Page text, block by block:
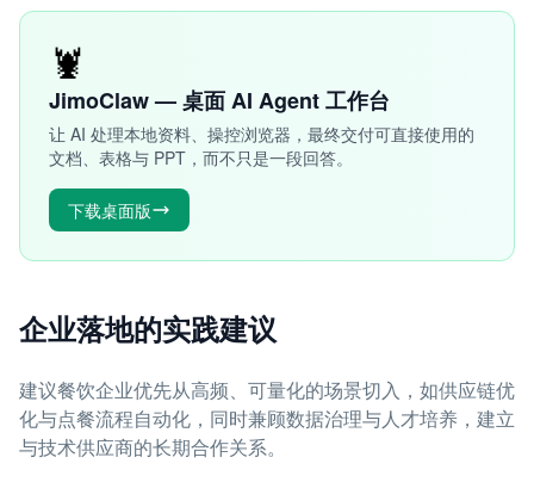
🦞
JimoClaw — 桌面 AI Agent 工作台
让 AI 处理本地资料、操控浏览器，最终交付可直接使用的
文档、表格与 PPT，而不只是一段回答。
下载桌面版
企业落地的实践建议
建议餐饮企业优先从高频、可量化的场景切入，如供应链优
化与点餐流程自动化，同时兼顾数据治理与人才培养，建立
与技术供应商的长期合作关系。